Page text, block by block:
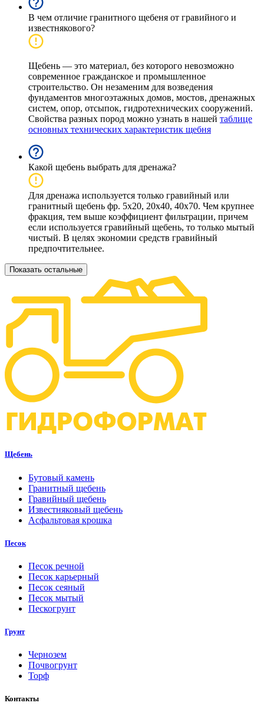
В чем отличие гранитного щебеня от гравийного и
известнякового?
Щебень — это материал, без которого невозможно
современное гражданское и промышленное
строительство. Он незаменим для возведения
фундаментов многоэтажных домов, мостов, дренажных
систем, опор, отсыпок, гидротехнических сооружений.
Свойства разных пород можно узнать в нашей таблице
основных технических характеристик щебня
Какой щебень выбрать для дренажа?
Для дренажа используется только гравийный или
гранитный щебень фр. 5х20, 20х40, 40х70. Чем крупнее
фракция, тем выше коэффициент фильтрации, причем
если используется гравийный щебень, то только мытый
чистый. В целях экономии средств гравийный
предпочтительнее.
Показать остальные
Щебень
Бутовый камень
Гранитный щебень
Гравийный щебень
Известняковый щебень
Асфальтовая крошка
Песок
Песок речной
Песок карьерный
Песок сеяный
Песок мытый
Пескогрунт
Грунт
Чернозем
Почвогрунт
Торф
Контакты